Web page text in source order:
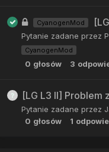
CyanogenMod
Pytanie zadane przez
CyanogenMod
0 głosów 3
[LG L3 II] Problem
Pytanie zadane przez
0 głosów 1